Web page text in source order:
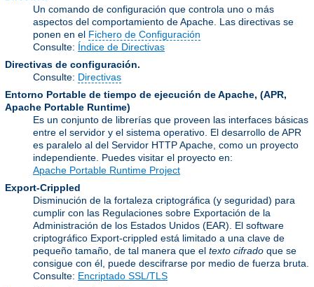
Un comando de configuración que controla uno o más
aspectos del comportamiento de Apache. Las directivas se
ponen en el Fichero de Configuración
Consulte: Índice de Directivas
Directivas de configuración.
Consulte: Directivas
Entorno Portable de tiempo de ejecución de Apache, (APR,
Apache Portable Runtime)
Es un conjunto de librerías que proveen las interfaces básicas
entre el servidor y el sistema operativo. El desarrollo de APR
es paralelo al del Servidor HTTP Apache, como un proyecto
independiente. Puedes visitar el proyecto en:
Apache Portable Runtime Project
Export-Crippled
Disminución de la fortaleza criptográfica (y seguridad) para
cumplir con las Regulaciones sobre Exportación de la
Administración de los Estados Unidos (EAR). El software
criptográfico Export-crippled está limitado a una clave de
pequeño tamaño, de tal manera que el texto cifrado que se
consigue con él, puede descifrarse por medio de fuerza bruta.
Consulte: Encriptado SSL/TLS